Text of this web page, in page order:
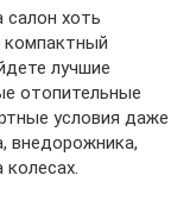
хоть
компактный
лучшие
отопительные
условия даже
внедорожника,